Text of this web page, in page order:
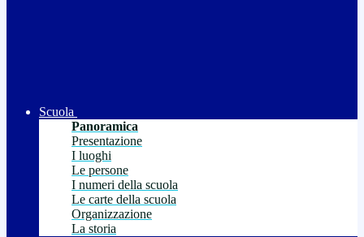
Scuola
Panoramica
Presentazione
I luoghi
Le persone
I numeri della scuola
Le carte della scuola
Organizzazione
La storia